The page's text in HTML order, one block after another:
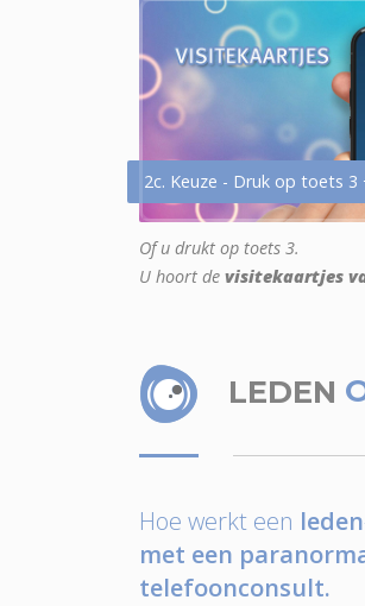
2c. Keuze - Druk op toets 3
Of u drukt op toets 3.
U hoort de visitekaartjes
LEDEN
Hoe werkt een leden
met een
telefoonconsult.